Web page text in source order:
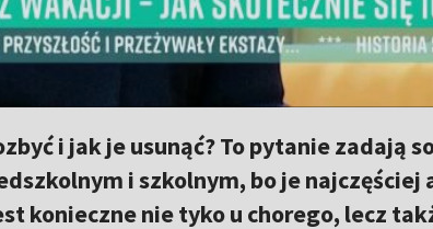
i jak je usunąć? To pytanie zadają
i szkolnym, bo je najczęściej
konieczne nie tyko u chorego, lecz